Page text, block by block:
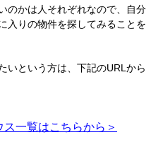
のかは人それぞれなので、自分
入りの物件を探してみることを
いという方は、下記のURLから
一覧はこちらから＞